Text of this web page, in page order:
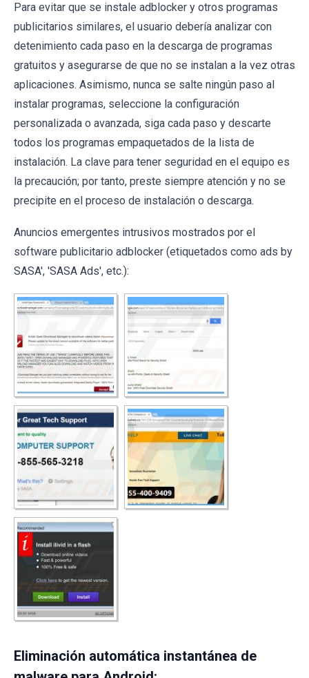
Para evitar que se instale adblocker y otros programas
publicitarios similares, el usuario debería analizar con
detenimiento cada paso en la descarga de programas
gratuitos y asegurarse de que no se instalan a la vez otras
aplicaciones. Asimismo, nunca se salte ningún paso al
instalar programas, seleccione la configuración
personalizada o avanzada, siga cada paso y descarte
todos los programas empaquetados de la lista de
instalación. La clave para tener seguridad en el equipo es
la precaución; por tanto, preste siempre atención y no se
precipite en el proceso de instalación o descarga.
Anuncios emergentes intrusivos mostrados por el
software publicitario adblocker (etiquetados como ads by
SASA', 'SASA Ads', etc.):
Eliminación automática instantánea de